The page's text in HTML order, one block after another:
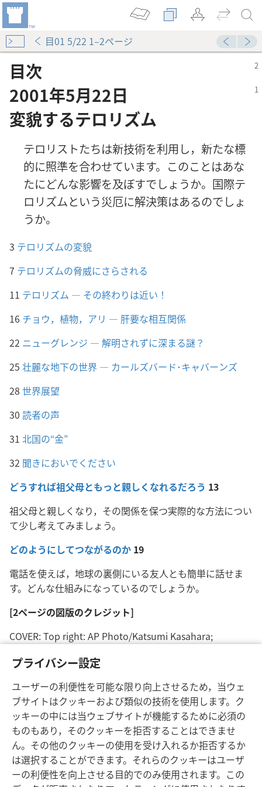
プライバシー設定
ユーザーの利便性を可能な限り向上させるため，当ウェ
ブサイトはクッキーおよび類似の技術を使用します。ク
ッキーの中には当ウェブサイトが機能するために必須の
ものもあり，そのクッキーを拒否することはできませ
ん。その他のクッキーの使用を受け入れるか拒否するか
は選択することができます。それらのクッキーはユーザ
ーの利便性を向上させる目的でのみ使用されます。この
目01 5/22 1–2ページ
目次
2001年5月22日
変貌するテロリズム
テロリストたちは新技術を利用し，新たな標
的に照準を合わせています。このことはあな
たにどんな影響を及ぼすでしょうか。国際テ
ロリズムという災厄に解決策はあるのでしょ
うか。
3 テロリズムの変貌
7 テロリズムの脅威にさらされる
11 テロリズム ― その終わりは近い！
16 チョウ，植物，アリ ― 肝要な相互関係
22 ニューグレンジ ― 解明されずに深まる謎？
25 壮麗な地下の世界 ― カールズバード･キャバーンズ
28 世界展望
30 読者の声
31 北国の“金”
32 聞きにおいでください
どうすれば祖父母ともっと親しくなれるだろう 13
祖父母と親しくなり，その関係を保つ実際的な方法につい
て少し考えてみましょう。
どのようにしてつながるのか 19
電話を使えば，地球の裏側にいる友人とも簡単に話せま
す。どんな仕組みになっているのでしょうか。
[2ページの図版のクレジット]
COVER: Top right: AP Photo/Katsumi Kasahara;
日本語 シェアする 設定
Copyright © 2026 Watch Tower Bible and Tract Society of Pennsylvania
利用規約
プライバシーに関する方針 プライバシー設定
JW.ORG